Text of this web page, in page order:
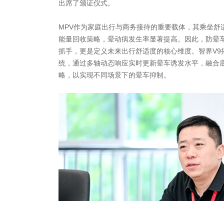
出席了颁证仪式。
MPV作为家庭出行与商务接待的重要载体，其乘坐
能量回收策略，晕动病发生率显著提高。因此，防晕
抓手，更是定义未来出行舒适度的核心维度。智界
统，通过多轴动态响应实时更新晕车诱发水平，融合
略，以实现不同场景下的晕车抑制。